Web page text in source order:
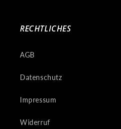
RECHTLICHES
AGB
Datenschutz
Impressum
Widerruf